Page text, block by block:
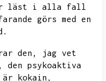
läst i alla fall
görs med en
den,
jag vet
den psykoaktiva
är kokain,